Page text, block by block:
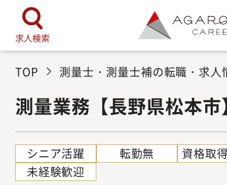
求人検索
TOP 測量士・測量士補の転職・求人
測量業務【長野県松本市
シニア活躍 転勤無
資格取
未経験歓迎